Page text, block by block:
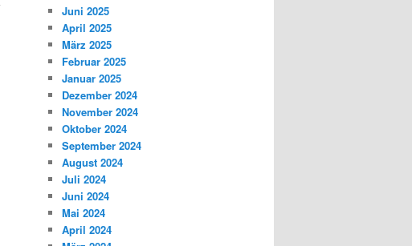
Juni 2025
April 2025
März 2025
Februar 2025
Januar 2025
Dezember 2024
November 2024
Oktober 2024
September 2024
August 2024
Juli 2024
Juni 2024
Mai 2024
April 2024